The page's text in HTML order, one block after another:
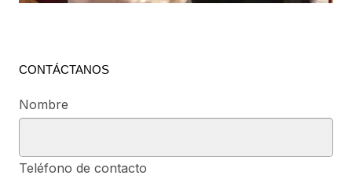
CONTÁCTANOS
Nombre
Teléfono de contacto